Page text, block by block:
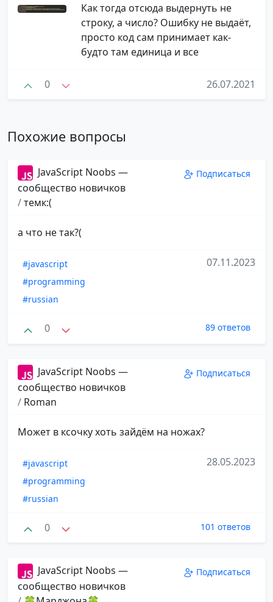
Как тогда отсюда выдернуть не
строку, а число? Ошибку не выдаёт,
просто код сам принимает как-
будто там единица и все
0 26.07.2021
Похожие вопросы
JavaScript Noobs —
сообщество новичков
/темк:(
Подписаться
а что не так?(
#javascript
#programming
#russian
07.11.2023
0 89 ответов
JavaScript Noobs —
сообщество новичков
/ Roman
Подписаться
Может в ксочку хоть зайдём на ножах?
#javascript
#programming
#russian
28.05.2023
0 101 ответов
JavaScript Noobs —
сообщество новичков
Подписаться